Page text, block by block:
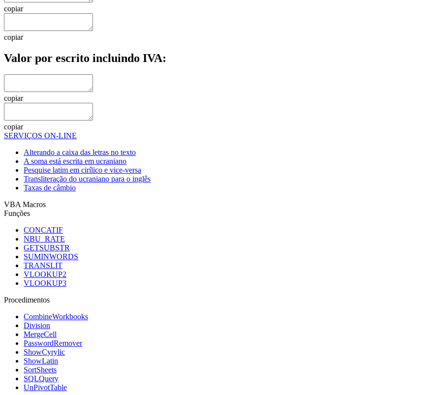
copiar
copiar
Valor por escrito incluindo IVA:
copiar
copiar
SERVIÇOS ON-LINE
Alterando a caixa das letras no texto
A soma está escrita em ucraniano
Pesquise latim em cirílico e vice-versa
Transliteração do ucraniano para o inglês
Taxas de câmbio
VBA Macros
Funções
CONCATIF
NBU_RATE
GETSUBSTR
SUMINWORDS
TRANSLIT
VLOOKUP2
VLOOKUP3
Procedimentos
CombineWorkbooks
Division
MergeCell
PasswordRemover
ShowCyrylic
ShowLatin
SortSheets
SQLQuery
UnPivotTable